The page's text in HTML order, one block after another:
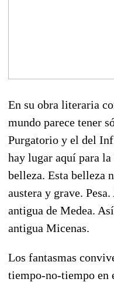
En su obra literaria
mundo parece tener
Purgatorio y el del
hay lugar aquí para
belleza. Esta belleza
austera y grave.
antigua de Medea.
antigua Micenas.
Los fantasmas
tiempo-no-tiempo en